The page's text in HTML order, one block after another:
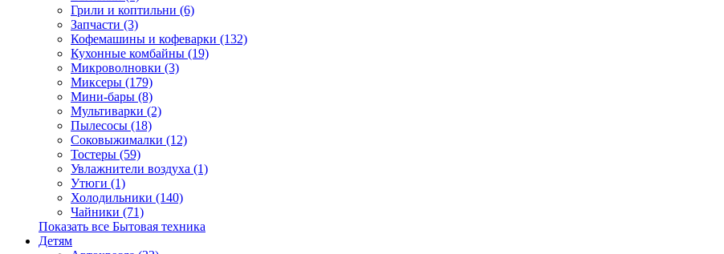
Грили и коптильни (6)
Запчасти (3)
Кофемашины и кофеварки (132)
Кухонные комбайны (19)
Микроволновки (3)
Миксеры (179)
Мини-бары (8)
Мультиварки (2)
Пылесосы (18)
Соковыжималки (12)
Тостеры (59)
Увлажнители воздуха (1)
Утюги (1)
Холодильники (140)
Чайники (71)
Показать все Бытовая техника
Детям